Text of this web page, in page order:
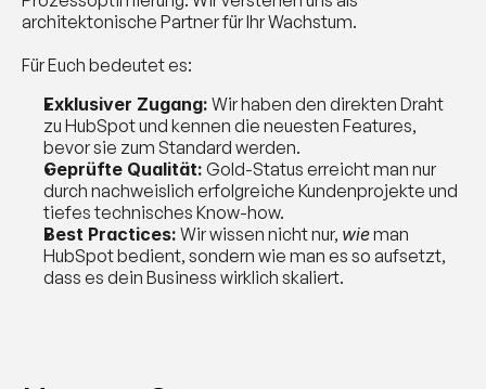
architektonische Partner für Ihr Wachstum.
Für Euch bedeutet es:
Exklusiver Zugang: Wir haben den direkten Draht
zu HubSpot und kennen die neuesten Features,
bevor sie zum Standard werden.
Geprüfte Qualität: Gold-Status erreicht man nur
durch nachweislich erfolgreiche Kundenprojekte und
tiefes technisches Know-how.
Best Practices: Wir wissen nicht nur, wie man
HubSpot bedient, sondern wie man es so aufsetzt,
dass es dein Business wirklich skaliert.